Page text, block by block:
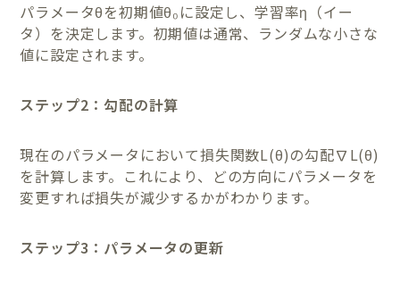
パラメータθを初期値θ₀に設定し、学習率η（イー
タ）を決定します。初期値は通常、ランダムな小さな
値に設定されます。
ステップ2：勾配の計算
現在のパラメータにおいて損失関数L(θ)の勾配∇L(θ)
を計算します。これにより、どの方向にパラメータを
変更すれば損失が減少するかがわかります。
ステップ3：パラメータの更新